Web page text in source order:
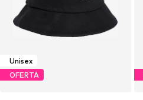
Unisex
OFERTA